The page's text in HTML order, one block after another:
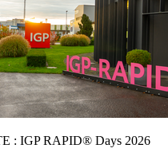
: IGP RAPID® Days 2026